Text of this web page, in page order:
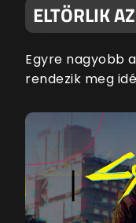
ELTÖRLIK
Egyre nagyobb
rendezik meg